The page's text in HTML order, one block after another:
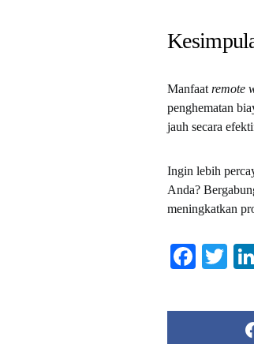
Manfaatremote
penghematan
jauh secara
Ingin lebih
Anda?
meningkatkan